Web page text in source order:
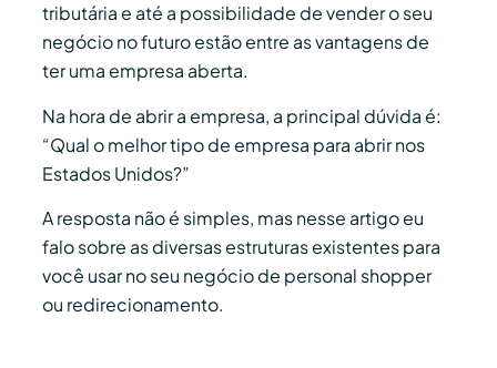
tributária e até a possibilidade de vender o seu
negócio no futuro estão entre as vantagens de
ter uma empresa aberta.
Na hora de abrir a empresa, a principal dúvida é:
“Qual o melhor tipo de empresa para abrir nos
Estados Unidos?”
A resposta não é simples, mas nesse artigo eu
falo sobre as diversas estruturas existentes para
você usar no seu negócio de personal shopper
ou redirecionamento.